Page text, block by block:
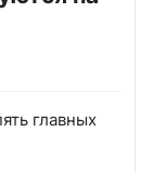
главных